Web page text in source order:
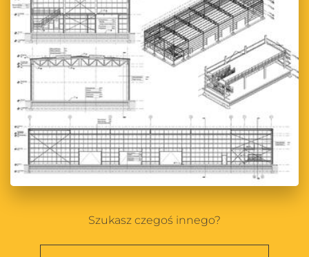
Szukasz czegoś innego?